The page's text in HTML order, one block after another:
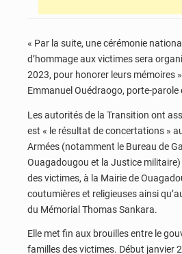
« Par la suite, une cérémonie
d’hommage aux victimes sera
2023, pour honorer leurs mémoires
Emmanuel Ouédraogo, porte-
Les autorités de la Transition ont
est « le résultat de concertations »
Armées (notamment le Bureau de
Ouagadougou et la Justice
des victimes, à la Mairie de
coutumières et religieuses ainsi
du Mémorial Thomas Sankara.
Elle met fin aux brouilles entre le
familles des victimes. Début janvier